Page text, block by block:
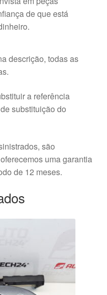
de que está
descrição, todas as
a referência
substituição do
são
uma garantia
de 12 meses.